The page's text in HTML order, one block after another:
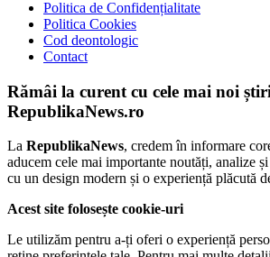
Politica de Confidențialitate
Politica Cookies
Cod deontologic
Contact
Rămâi la curent cu cele mai noi
RepublikaNews.ro
La RepublikaNews, credem în informare
aducem cele mai importante noutăți, analize
cu un design modern și o experiență plăcută
Acest site folosește cookie-uri
Le utilizăm pentru a-ți oferi o experiență